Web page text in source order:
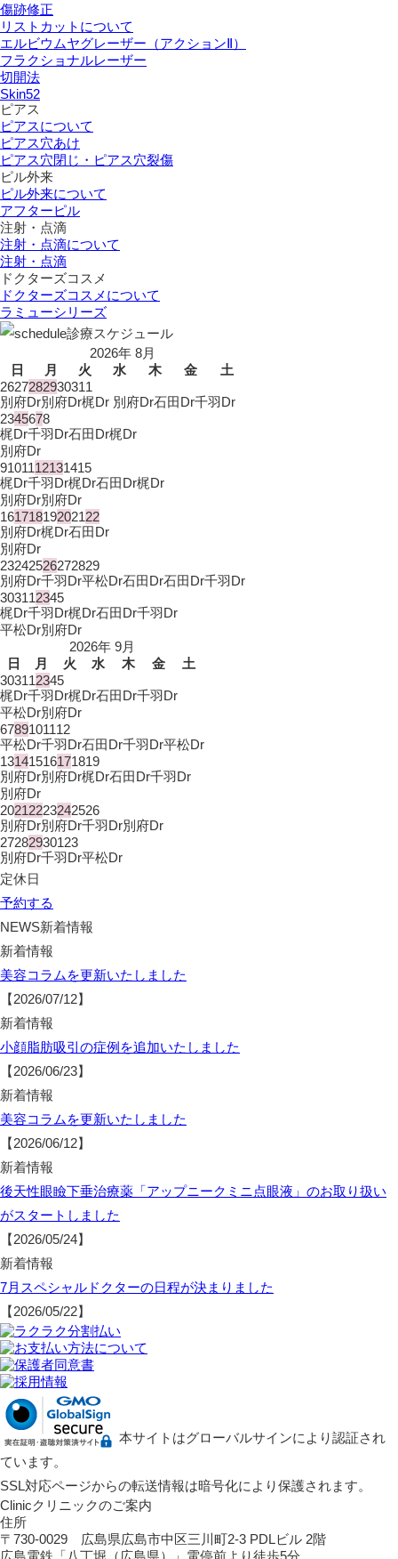
傷跡修正
リストカットについて
エルビウムヤグレーザー（アクションⅡ）
フラクショナルレーザー
切開法
Skin52
ピアス
ピアスについて
ピアス穴あけ
ピアス穴閉じ・ピアス穴裂傷
ピル外来
ピル外来について
アフターピル
注射・点滴
注射・点滴について
注射・点滴
ドクターズコスメ
ドクターズコスメについて
ラミューシリーズ
診療スケジュール
2026年 8月
日
月 火 水 木 金
土
2627282930311
別府Dr別府Dr梶Dr 別府Dr石田Dr千羽Dr
2345678
梶Dr千羽Dr石田Dr梶Dr
別府Dr
9101112131415
梶Dr千羽Dr梶Dr石田Dr梶Dr
別府Dr別府Dr
16171819202122
別府Dr梶Dr石田Dr
別府Dr
23242526272829
別府Dr千羽Dr平松Dr石田Dr石田Dr千羽Dr
303112345
梶Dr千羽Dr梶Dr石田Dr千羽Dr
平松Dr別府Dr
2026年 9月
日
月 火 水 木 金
土
303112345
梶Dr千羽Dr梶Dr石田Dr千羽Dr
平松Dr別府Dr
6789101112
平松Dr千羽Dr石田Dr千羽Dr平松Dr
13141516171819
別府Dr別府Dr梶Dr石田Dr千羽Dr
別府Dr
20212223242526
別府Dr別府Dr千羽Dr別府Dr
27282930123
別府Dr千羽Dr平松Dr
定休日
予約する
NEWS新着情報
新着情報
美容コラムを更新いたしました
【2026/07/12】
新着情報
小顔脂肪吸引の症例を追加いたしました
【2026/06/23】
新着情報
美容コラムを更新いたしました
【2026/06/12】
新着情報
後天性眼瞼下垂治療薬「アップニークミニ点眼液」のお取り扱い
がスタートしました
【2026/05/24】
新着情報
7月スペシャルドクターの日程が決まりました
【2026/05/22】
本サイトはグローバルサインにより認証され
ています。
SSL対応ページからの転送情報は暗号化により保護されます。
Clinicクリニックのご案内
住所
〒730-0029 広島県広島市中区三川町2-3 PDLビル 2階
広島電鉄「八丁堀（広島県）」電停前より徒歩5分